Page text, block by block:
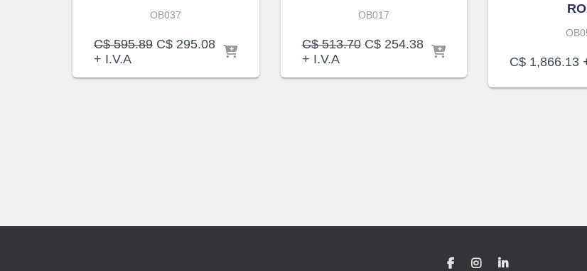
OB037
C$595.89 El
C$ 295.08El
precio
+ I.V.A
OB017
C$513.70 El
C$254.38El
precio
+ I.V.A C$ 1,866.13